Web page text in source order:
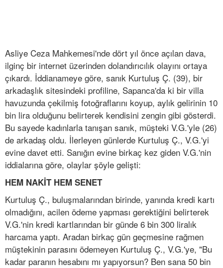
Asliye Ceza Mahkemesi'nde dört yıl önce açılan dava,
ilginç bir internet üzerinden dolandırıcılık olayını ortaya
çıkardı. İddianameye göre, sanık Kurtuluş Ç. (39), bir
arkadaşlık sitesindeki profiline, Sapanca'da ki bir villa
havuzunda çekilmiş fotoğraflarını koyup, aylık gelirinin 10
bin lira olduğunu belirterek kendisini zengin gibi gösterdi.
Bu sayede kadınlarla tanışan sanık, müşteki V.G.'yle (26)
de arkadaş oldu. İlerleyen günlerde Kurtuluş Ç., V.G.'yi
evine davet etti. Sanığın evine birkaç kez giden V.G.'nin
iddialarına göre, olaylar şöyle gelişti:
HEM NAKİT HEM SENET
Kurtuluş Ç., buluşmalarından birinde, yanında kredi kartı
olmadığını, acilen ödeme yapması gerektiğini belirterek
V.G.'nin kredi kartlarından bir günde 6 bin 300 liralık
harcama yaptı. Aradan birkaç gün geçmesine rağmen
müştekinin parasını ödemeyen Kurtuluş Ç., V.G.'ye, "Bu
kadar paranın hesabını mı yapıyorsun? Ben sana 50 bin